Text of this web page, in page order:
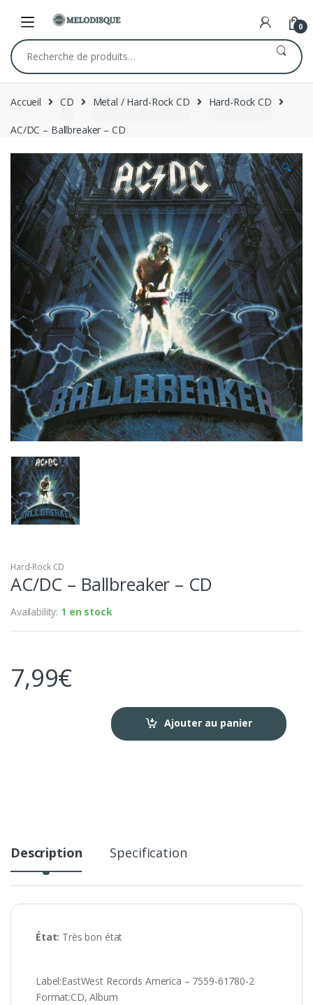
navigation
content
0
Recherche
pour :
Accueil CD Metal / Hard-Rock CD Hard-Rock CD
AC/DC – Ballbreaker – CD
🔍
Hard-Rock CD
AC/DC – Ballbreaker – CD
Availability: 1 en stock
7,99€
Ajouter au panier
Description Specification
État: Très bon état
Label:EastWest Records America ‎– 7559-61780-2
Format:CD, Album